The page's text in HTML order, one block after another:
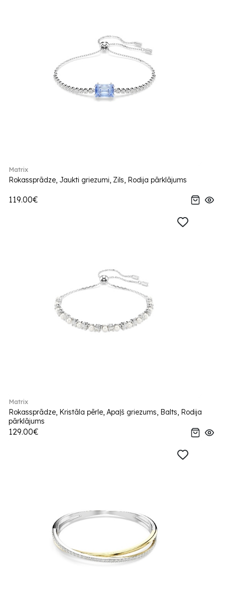
Matrix
Rokassprādze, Jaukti griezumi, Zils, Rodija pārklājums
119.00€
Matrix
Rokassprādze, Kristāla pērle, Apaļš griezums, Balts, Rodija
pārklājums
129.00€